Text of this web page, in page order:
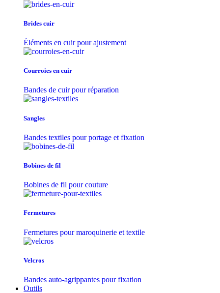
Brides cuir
Éléments en cuir pour ajustement
Courroies en cuir
Bandes de cuir pour réparation
Sangles
Bandes textiles pour portage et fixation
Bobines de fil
Bobines de fil pour couture
Fermetures
Fermetures pour maroquinerie et textile
Velcros
Bandes auto-agrippantes pour fixation
Outils